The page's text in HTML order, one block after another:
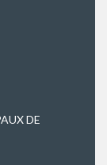
DE